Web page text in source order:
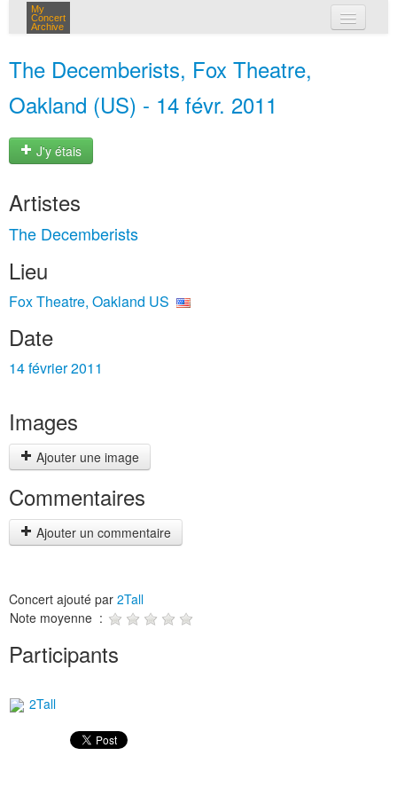
My
Concert
Archive
The Decemberists, Fox Theatre,
Oakland (US) - 14 févr. 2011
J'y étais
Artistes
The Decemberists
Lieu
Fox Theatre, Oakland US
Date
14 février 2011
Images
Ajouter une image
Commentaires
Ajouter un commentaire
Concert ajouté par 2Tall
Note moyenne :
Participants
2Tall